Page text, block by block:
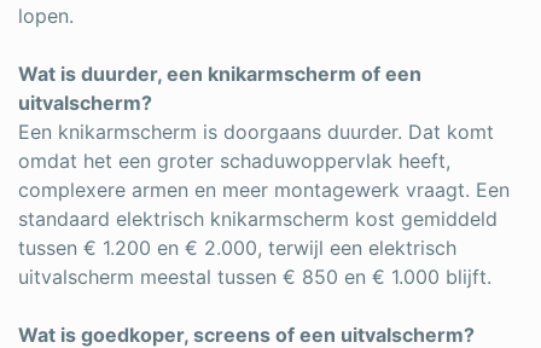
lopen.
Wat is duurder, een knikarmscherm of een
uitvalscherm?
Een knikarmscherm is doorgaans duurder. Dat komt
omdat het een groter schaduwoppervlak heeft,
complexere armen en meer montagewerk vraagt. Een
standaard elektrisch knikarmscherm kost gemiddeld
tussen € 1.200 en € 2.000, terwijl een elektrisch
uitvalscherm meestal tussen € 850 en € 1.000 blijft.
Wat is goedkoper, screens of een uitvalscherm?